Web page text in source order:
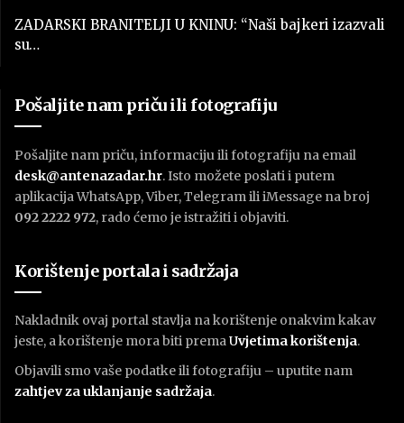
ZADARSKI BRANITELJI U KNINU: “Naši bajkeri izazvali
su…
Pošaljite nam priču ili fotografiju
Pošaljite nam priču, informaciju ili fotografiju na email
desk@antenazadar.hr. Isto možete poslati i putem
aplikacija WhatsApp, Viber, Telegram ili iMessage na broj
092 2222 972, rado ćemo je istražiti i objaviti.
Korištenje portala i sadržaja
Nakladnik ovaj portal stavlja na korištenje onakvim kakav
jeste, a korištenje mora biti premaUvjetima korištenja.
Objavili smo vaše podatke ili fotografiju – uputite nam
zahtjev za uklanjanje sadržaja.